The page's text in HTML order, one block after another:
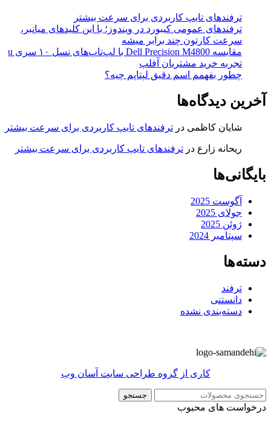
ترفندهای تایپ کاربردی برای سرعت بیشتر
ترفندهای عمومی کیبورد در ویندوز؛ با این کلیدهای میانبر،
سرعت کارتون چند برابر میشه
مقایسه Dell Precision M4800 با لپ‌تاپ‌های نسل ۱۰ سری u
تجربه خرید مشتریان آفلپ
چطور بفهمم اسم دقیق لپتاپم چیه؟
آخرین دیدگاه‌ها
شایان کاظمی در ترفندهای تایپ کاربردی برای سرعت بیشتر
ریحانه زارع در ترفندهای تایپ کاربردی برای سرعت بیشتر
بایگانی‌ها
آگوست 2025
جولای 2025
ژوئن 2025
سپتامبر 2024
دسته‌ها
ترفند
دانستنی
دسته‌بندی نشده
کاری از گروه طراحی سایت آسان وب
جستجو
درخواست های محبوب